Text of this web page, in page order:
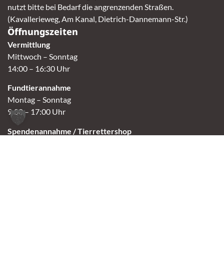
nutzt bitte bei Bedarf die angrenzenden Straßen.
(Kavallerieweg, Am Kanal, Dietrich-Dannemann-Str.)
Öffnungszeiten
Vermittlung
Mittwoch – Sonntag
14:00 – 16:30 Uhr
Fundtierannahme
Montag – Sonntag
9:00 – 17:00 Uhr
Spendenannahme / Tierrettershop